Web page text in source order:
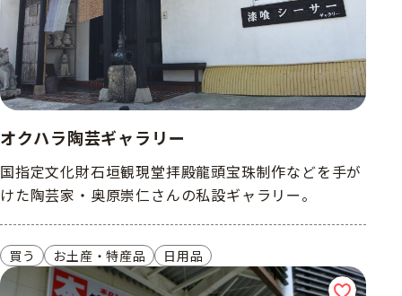
オクハラ陶芸ギャラリー
国指定文化財石垣観現堂拝殿龍頭宝珠制作などを手が
けた陶芸家・奥原崇仁さんの私設ギャラリー。
買う お土産・特産品 日用品